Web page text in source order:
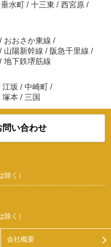
垂水町 / 十三東 / 西宮原 /
/ おおさか東線 /
/ 山陽新幹線 / 阪急千里線 /
/ 地下鉄堺筋線
江坂 / 中崎町 /
塚本 / 三国
問い合わせ
く）
く）
会社概要